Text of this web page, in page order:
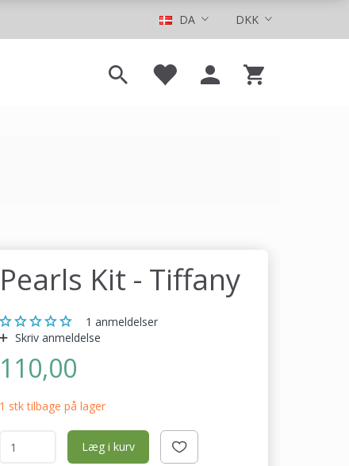
DKK
DA
Pearls Kit - Tiffany
1 anmeldelser
Skriv anmeldelse
110,00
1 stk tilbage på lager
Læg i kurv